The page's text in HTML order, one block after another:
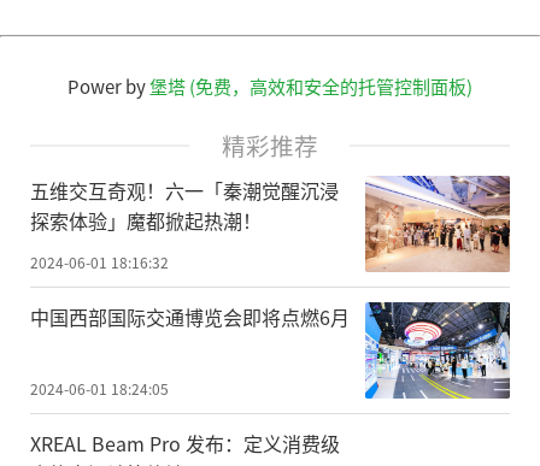
Power by堡塔 (免费，高效和安全的托管控制面板)
精彩推荐
五维交互奇观！六一「秦潮觉醒沉浸
探索体验」魔都掀起热潮！
2024-06-01 18:16:32
中国西部国际交通博览会即将点燃6月
2024-06-01 18:24:05
XREAL Beam Pro 发布：定义消费级